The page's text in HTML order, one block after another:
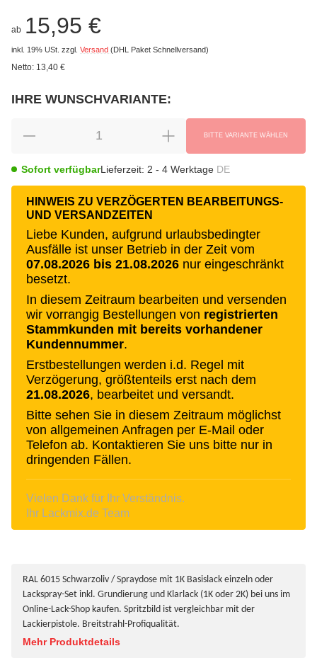
ab 15,95 €
inkl. 19% USt. zzgl. Versand (DHL Paket Schnellversand)
Netto: 13,40 €
IHRE WUNSCHVARIANTE:
BITTE VARIANTE WÄHLEN
Sofort verfügbarLieferzeit: 2 - 4 Werktage DE
HINWEIS ZU VERZÖGERTEN BEARBEITUNGS-
UND VERSANDZEITEN
Liebe Kunden, aufgrund urlaubsbedingter
Ausfälle ist unser Betrieb in der Zeit vom
07.08.2026 bis 21.08.2026 nur eingeschränkt
besetzt.
In diesem Zeitraum bearbeiten und versenden
wir vorrangig Bestellungen von registrierten
Stammkunden mit bereits vorhandener
Kundennummer.
Erstbestellungen werden i.d. Regel mit
Verzögerung, größtenteils erst nach dem
21.08.2026, bearbeitet und versandt.
Bitte sehen Sie in diesem Zeitraum möglichst
von allgemeinen Anfragen per E-Mail oder
Telefon ab. Kontaktieren Sie uns bitte nur in
dringenden Fällen.
Vielen Dank für Ihr Verständnis.
Ihr Lackmix.de Team
RAL 6015 Schwarzoliv / Spraydose mit 1K Basislack einzeln oder
Lackspray-Set inkl. Grundierung und Klarlack (1K oder 2K) bei uns im
Online-Lack-Shop kaufen. Spritzbild ist vergleichbar mit der
Lackierpistole. Breitstrahl-Profiqualität.
Mehr Produktdetails